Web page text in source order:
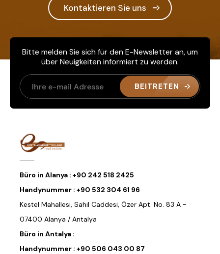
Kontaktieren Sie uns
Bitte melden Sie sich für den E-Newsletter an, um
über Neuigkeiten informiert zu werden.
BEITRETEN
Büro in Alanya : +90 242 518 2425
Handynummer : +90 532 304 61 96
Kestel Mahallesi, Sahil Caddesi, Özer Apt. No. 83 A -
07400 Alanya / Antalya
Büro in Antalya :
Handynummer : +90 506 043 00 87